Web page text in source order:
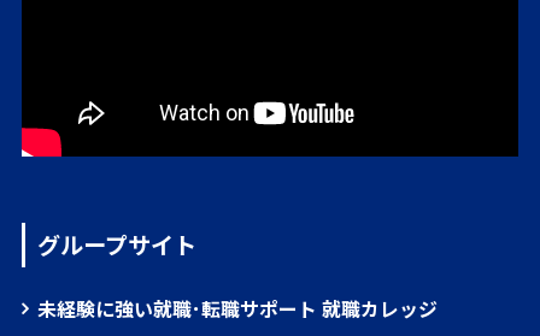
グループサイト
未経験に強い就職･転職サポート 就職カレッジ